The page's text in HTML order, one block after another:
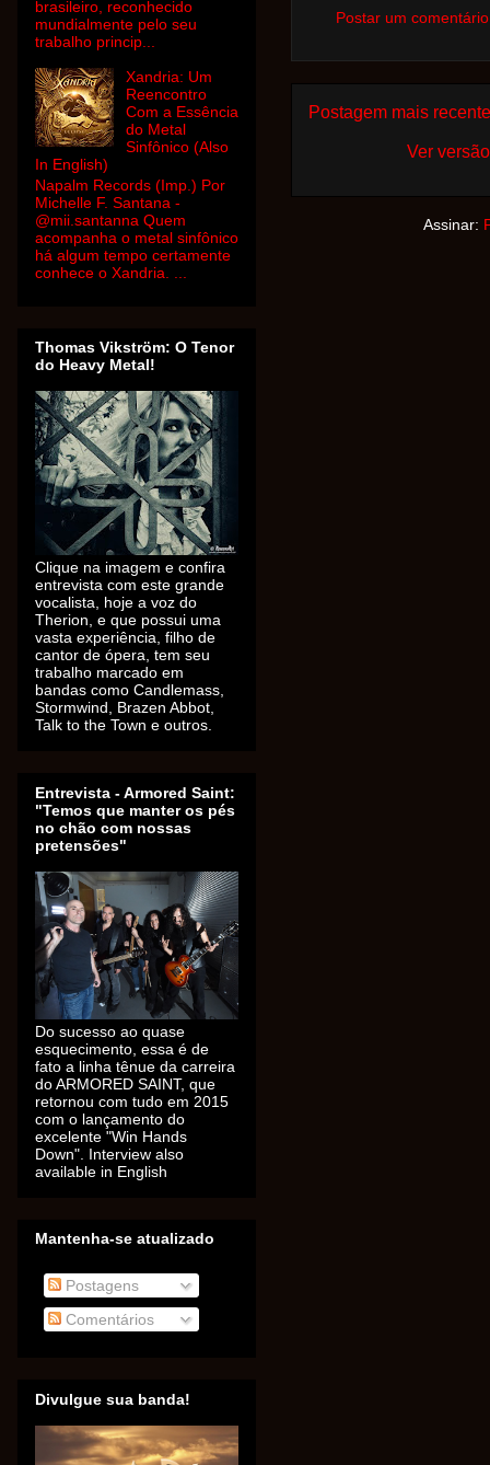
Postar um comentário
Postagem mais recente
Ver
Assinar:
brasileiro, reconhecido
mundialmente pelo seu
trabalho princip...
Xandria: Um
Reencontro
Com a Essência
do Metal
Sinfônico (Also
In English)
Napalm Records (Imp.) Por
Michelle F. Santana -
@mii.santanna Quem
acompanha o metal sinfônico
há algum tempo certamente
conhece o Xandria. ...
Thomas Vikström: O Tenor
do Heavy Metal!
Clique na imagem e confira
entrevista com este grande
vocalista, hoje a voz do
Therion, e que possui uma
vasta experiência, filho de
cantor de ópera, tem seu
trabalho marcado em
bandas como Candlemass,
Stormwind, Brazen Abbot,
Talk to the Town e outros.
Entrevista - Armored Saint:
"Temos que manter os pés
no chão com nossas
pretensões"
Do sucesso ao quase
esquecimento, essa é de
fato a linha tênue da carreira
do ARMORED SAINT, que
retornou com tudo em 2015
com o lançamento do
excelente "Win Hands
Down". Interview also
available in English
Mantenha-se atualizado
Postagens
Comentários
Divulgue sua banda!